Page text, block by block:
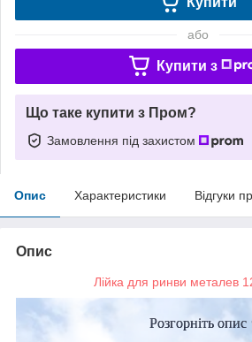
або
Купити з
Що таке купити з Пром?
Замовлення під захистом
Опис Характеристики Відгуки
Опис
Лійка для ринви металев
Розгорніть опис